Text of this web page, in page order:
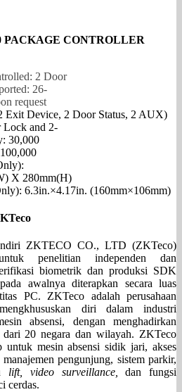
PACKAGE CONTROLLER
2 Door
26-
request
Exit Device, 2 Door Status, 2 AUX)
Lock and 2-
30,000
X 280mm(H)
6.3in.×4.17in. (160mm×106mm)
ZKTECO CO., LTD (ZKTeco)
penelitian independen dan
biometrik dan produksi SDK
awalnya diterapkan secara luas
PC. ZKTeco adalah perusahaan
diri dalam industri
absensi, dengan menghadirkan
20 negara dan wilayah. ZKTeco
untuk mesin absensi sidik jari, akses
pengunjung, sistem parkir,
lift, video surveillance, dan fungsi
cerdas.